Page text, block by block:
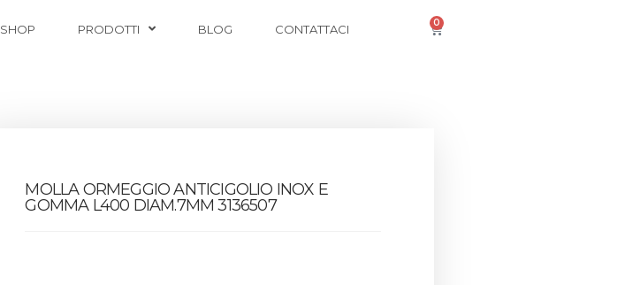
SHOP PRODOTTI BLOG CONTATTACI 0
MOLLA ORMEGGIO ANTICIGOLIO INOX E
GOMMA L400 DIAM.7MM 3136507